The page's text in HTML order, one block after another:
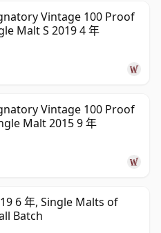
Vintage 100 Proof
Malt S 2019 4 年
Vintage 100 Proof
Malt 2015 9 年
6 年, Single Malts of
Batch